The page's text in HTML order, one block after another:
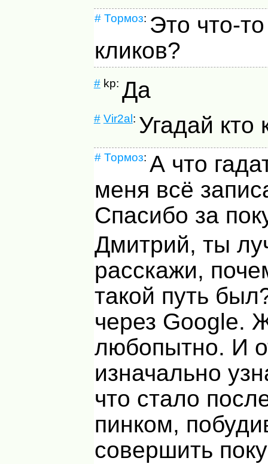
# Тормоз: Это что-
кликов?
#kp: Да
# Vir2al : Угадай кто
# Тормоз: А что
меня всё
Спасибо за
Дмитрий, ты
расскажи,
такой путь
через Google.
любопытно. И
изначально
что стало
пинком,
совершить